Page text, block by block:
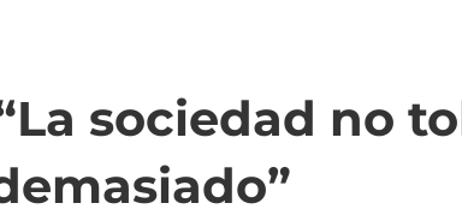
sociedad no